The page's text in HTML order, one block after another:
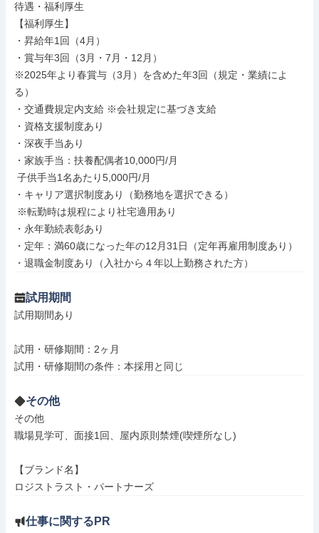
待遇・福利厚生
【福利厚生】
・昇給年1回（4月）
・賞与年3回（3月・7月・12月）
※2025年より春賞与（3月）を含めた年3回（規定・業績によ
る）
・交通費規定内支給 ※会社規定に基づき支給
・資格支援制度あり
・深夜手当あり
・家族手当：扶養配偶者10,000円/月
・キャリア選択制度あり（勤務地を選択できる）
・永年勤続表彰あり
・定年：満60歳になった年の12月31日（定年再雇用制度あり）
・退職金制度あり（入社から４年以上勤務された方）
試用期間
試用期間あり
試用・研修期間：2ヶ月
その他
その他
職場見学可、面接1回、屋内原則禁煙(喫煙所なし)
【ブランド名】
ロジストラスト・パートナーズ
仕事に関するPR